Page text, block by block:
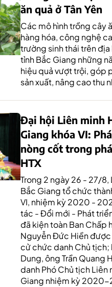
ăn quả ở Tân Yên
Các mô hình trồng cây
hàng hóa, công nghệ
trường sinh thái trên địa
tỉnh Bắc Giang những
hiệu quả vượt trội, góp
sản xuất, nâng cao thu
Đại hội Liên minh
Giang khóa VI:
nòng cốt trong
HTX
Trong 2 ngày 26 - 27/8,
Bắc Giang tổ chức
VI, nhiệm kỳ 2020 -
tác - Đổi mới - Phát
đã kiện toàn Ban Chấp
Nguyễn Đức Hiền
cử chức danh Chủ tịch;
Dung, ông Trần Quang
danh Phó Chủ tịch Liên
Giang nhiệm kỳ 2020-